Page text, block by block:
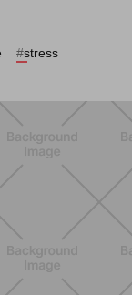
#stress